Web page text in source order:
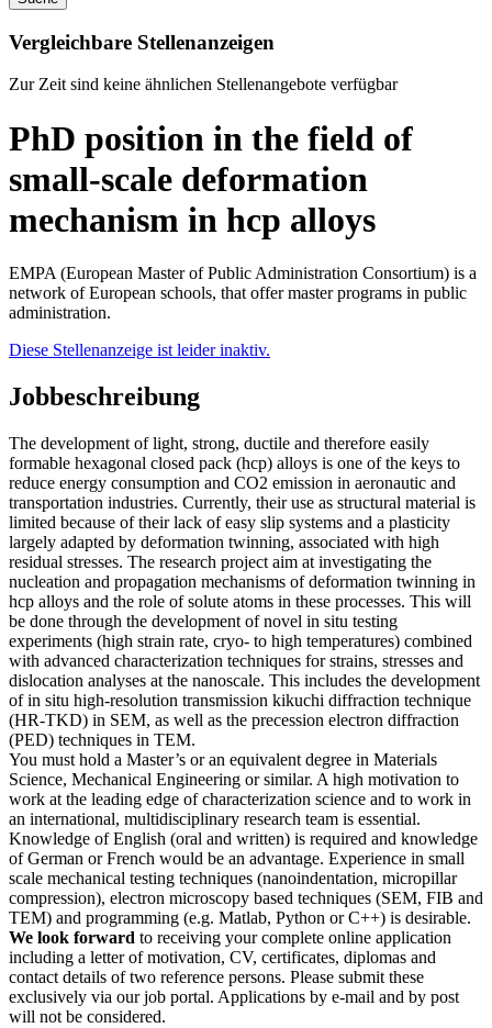
Vergleichbare Stellenanzeigen
Zur Zeit sind keine ähnlichen Stellenangebote verfügbar
PhD position in the field of
small-scale deformation
mechanism in hcp alloys
EMPA (European Master of Public Administration Consortium) is a
network of European schools, that offer master programs in public
administration.
Diese Stellenanzeige ist leider inaktiv.
Jobbeschreibung
The development of light, strong, ductile and therefore easily
formable hexagonal closed pack (hcp) alloys is one of the keys to
reduce energy consumption and CO2 emission in aeronautic and
transportation industries. Currently, their use as structural material is
limited because of their lack of easy slip systems and a plasticity
largely adapted by deformation twinning, associated with high
residual stresses. The research project aim at investigating the
nucleation and propagation mechanisms of deformation twinning in
hcp alloys and the role of solute atoms in these processes. This will
be done through the development of novel in situ testing
experiments (high strain rate, cryo- to high temperatures) combined
with advanced characterization techniques for strains, stresses and
dislocation analyses at the nanoscale. This includes the development
of in situ high-resolution transmission kikuchi diffraction technique
(HR-TKD) in SEM, as well as the precession electron diffraction
(PED) techniques in TEM.
You must hold a Master’s or an equivalent degree in Materials
Science, Mechanical Engineering or similar. A high motivation to
work at the leading edge of characterization science and to work in
an international, multidisciplinary research team is essential.
Knowledge of English (oral and written) is required and knowledge
of German or French would be an advantage. Experience in small
scale mechanical testing techniques (nanoindentation, micropillar
compression), electron microscopy based techniques (SEM, FIB and
TEM) and programming (e.g. Matlab, Python or C++) is desirable.
We look forward to receiving your complete online application
including a letter of motivation, CV, certificates, diplomas and
contact details of two reference persons. Please submit these
exclusively via our job portal. Applications by e-mail and by post
will not be considered.